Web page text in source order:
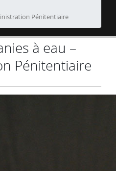
Pénitentiaire
à eau –
Pénitentiaire